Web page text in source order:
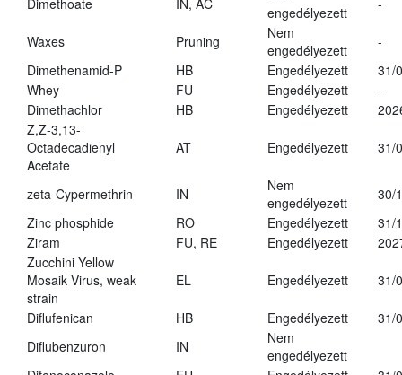
Dimethoate
IN, AC
engedélyezett
-
Waxes Pruning
Nem
engedélyezett
-
Dimethenamid-P
HB Engedélyezett
31/
Whey
FU Engedélyezett
-
Dimethachlor
HB Engedélyezett
Z,Z-3,13-
Octadecadienyl
Acetate
AT Engedélyezett 31/
zeta-Cypermethrin IN
Nem
engedélyezett
30/
Zinc phosphide
RO Engedélyezett
31/
Ziram
FU, RE Engedélyezett
Zucchini Yellow
Mosaik Virus, weak
strain
EL Engedélyezett 31/
Diflufenican HB Engedélyezett
31/
Diflubenzuron
IN
Nem
engedélyezett